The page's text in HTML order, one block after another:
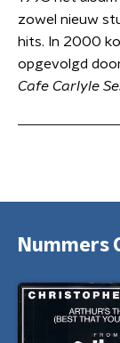
zowel nieuw
hits. In 2000
opgevolgd
Cafe Carlyle
Nummers